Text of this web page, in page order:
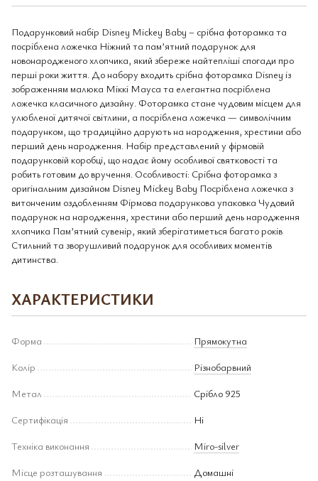
Подарунковий набір Disney Mickey Baby – срібна фоторамка та
посріблена ложечка Ніжний та пам’ятний подарунок для
новонародженого хлопчика, який збереже найтепліші спогади про
перші роки життя. До набору входить срібна фоторамка Disney із
зображенням малюка Міккі Мауса та елегантна посріблена
ложечка класичного дизайну. Фоторамка стане чудовим місцем для
улюбленої дитячої світлини, а посріблена ложечка — символічним
подарунком, що традиційно дарують на народження, хрестини або
перший день народження. Набір представлений у фірмовій
подарунковій коробці, що надає йому особливої святковості та
робить готовим до вручення. Особливості: Срібна фоторамка з
оригінальним дизайном Disney Mickey Baby Посріблена ложечка з
витонченим оздобленням Фірмова подарункова упаковка Чудовий
подарунок на народження, хрестини або перший день народження
хлопчика Пам’ятний сувенір, який зберігатиметься багато років
Стильний та зворушливий подарунок для особливих моментів
дитинства.
ХАРАКТЕРИСТИКИ
Форма
Прямокутна
Колір
Різнобарвний
Метал
Срібло 925
Сертифікація
Ні
Техніка виконання
Miro-silver
Місце розташування
Домашні